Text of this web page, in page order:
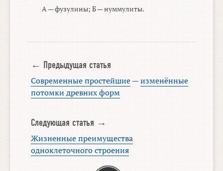
А — фузулины; Б — нуммулиты.
← Предыдущая статья
Современные простейшие—изменённые
потомки древних форм
Следующая статья →
Жизненные преимущества
одноклеточного строения